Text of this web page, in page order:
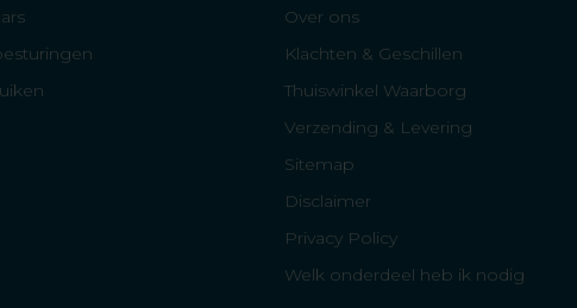
Over ons
Klachten & Geschillen
Thuiswinkel Waarborg
Verzending & Levering
Sitemap
Disclaimer
Privacy Policy
Welk onderdeel heb ik nodig